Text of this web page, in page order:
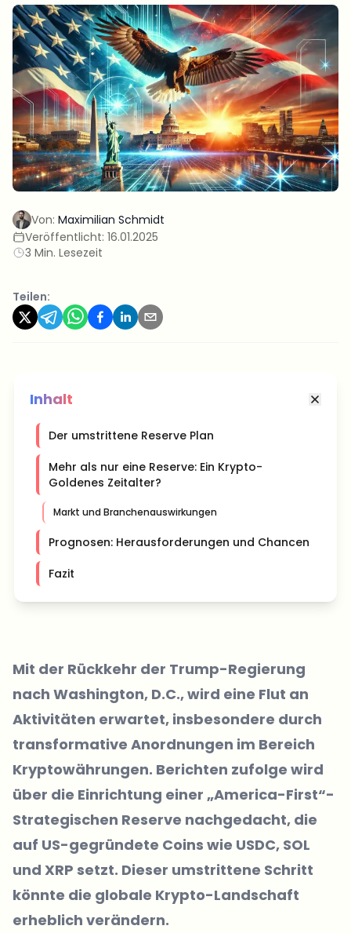
Von: Maximilian Schmidt
Veröffentlicht: 16.01.2025
3 Min. Lesezeit
Teilen:
Inhalt
Der umstrittene Reserve Plan
Mehr als nur eine Reserve: Ein Krypto-
Goldenes Zeitalter?
Markt und Branchenauswirkungen
Prognosen: Herausforderungen und Chancen
Fazit
Mit der Rückkehr der Trump-Regierung
nach Washington, D.C., wird eine Flut an
Aktivitäten erwartet, insbesondere durch
transformative Anordnungen im Bereich
Kryptowährungen. Berichten zufolge wird
über die Einrichtung einer „America-First“-
Strategischen Reserve nachgedacht, die
auf US-gegründete Coins wie USDC, SOL
und XRP setzt. Dieser umstrittene Schritt
könnte die globale Krypto-Landschaft
erheblich verändern.